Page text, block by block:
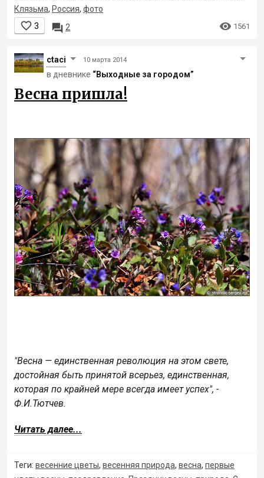
Клязьма, Россия, фото
 3  2  1561
ctaci 10 марта 2014
в дневнике “Выходные за городом”
Весна пришла!
"Весна — единственная революция на этом свете,
достойная быть принятой всерьез, единственная,
которая по крайней мере всегда имеет успех", -
Ф.И.Тютчев.
Читать далее...
Теги: весенние цветы, весенняя природа, весна, первые